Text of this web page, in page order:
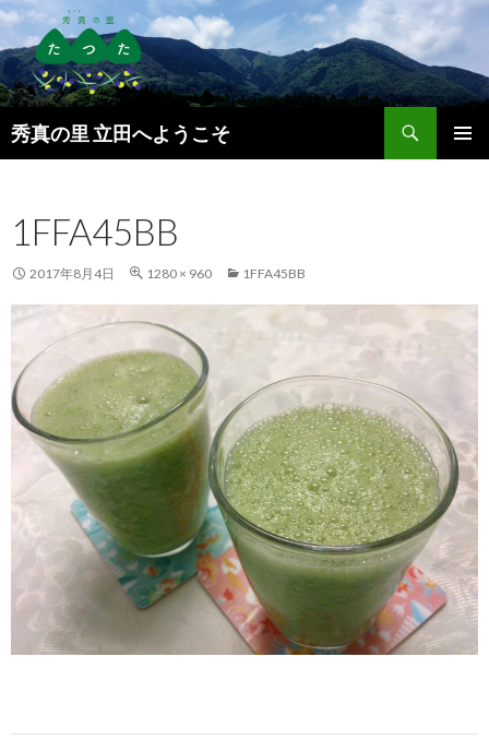
秀真の里 立田へようこそ
索
ン
ツ
へ
1FFA45BB
2017年8月4日 1280 × 960 1FFA45BB